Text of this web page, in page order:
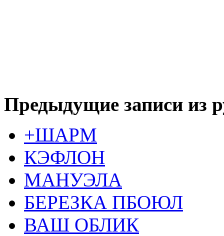
Предыдущие записи из
+ШАРМ
КЭФЛОН
МАНУЭЛА
БЕРЕЗКА ПБОЮЛ
ВАШ ОБЛИК